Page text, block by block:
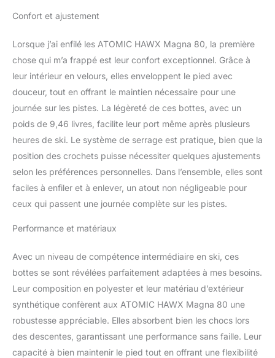
sécurité et sera
inoubliable Flexibles et
confortables : grâce à la
souplesse du flex et au
spoiler amovible sur le
collier, les chaussures de
ski offrent une flexibilité
agréable ainsi que le
confort nécessaire
Construction Prolite : le
design innovant rend les
chaussures de ski
sans pour autant
l'ajustement thermique
des chaussures de ski, la
coque et le chausson se
règlent individuellement ;
Le chausson Select
Bronze vous procure en
outre une chaleur
constante Atomic : en
Confort et ajustement
Lorsque j’ai enfilé les ATOMIC HAWX Magna 80, la première
chose qui m’a frappé est leur confort exceptionnel. Grâce à
leur intérieur en velours, elles enveloppent le pied avec
douceur, tout en offrant le maintien nécessaire pour une
journée sur les pistes. La légèreté de ces bottes, avec un
poids de 9,46 livres, facilite leur port même après plusieurs
heures de ski. Le système de serrage est pratique, bien que la
position des crochets puisse nécessiter quelques ajustements
selon les préférences personnelles. Dans l’ensemble, elles sont
faciles à enfiler et à enlever, un atout non négligeable pour
ceux qui passent une journée complète sur les pistes.
Performance et matériaux
Avec un niveau de compétence intermédiaire en ski, ces
bottes se sont révélées parfaitement adaptées à mes besoins.
Leur composition en polyester et leur matériau d’extérieur
synthétique confèrent aux ATOMIC HAWX Magna 80 une
robustesse appréciable. Elles absorbent bien les chocs lors
des descentes, garantissant une performance sans faille. Leur
capacité à bien maintenir le pied tout en offrant une flexibilité